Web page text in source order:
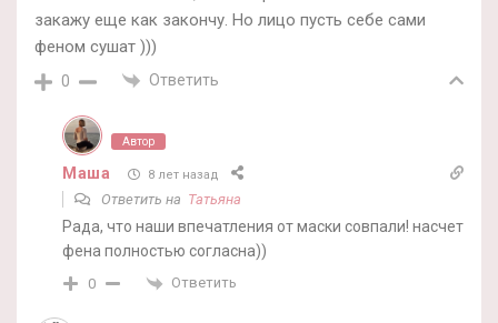
закажу еще как закончу. Но лицо пусть себе сами
феном сушат )))
0 Ответить
Автор
Маша 8 лет назад
Ответить на Татьяна
Рада, что наши впечатления от маски совпали! насчет
фена полностью согласна))
0 Ответить